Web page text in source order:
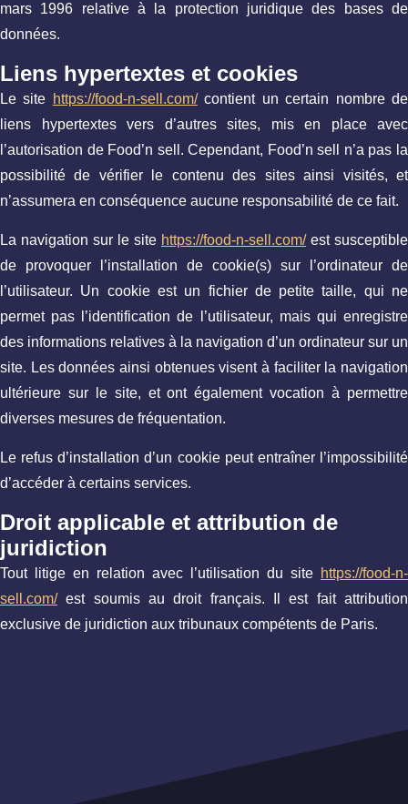
mars 1996 relative à la protection juridique des bases de
données.
Liens hypertextes et cookies
Le site https://food-n-sell.com/contient un certain nombre de
liens hypertextes vers d’autres sites, mis en place avec
l’autorisation de Food’n sell. Cependant, Food’n sell n’a pas la
possibilité de vérifier le contenu des sites ainsi visités, et
n’assumera en conséquence aucune responsabilité de ce fait.
La navigation sur le site https://food-n-sell.com/est susceptible
de provoquer l’installation de cookie(s) sur l’ordinateur de
l’utilisateur. Un cookie est un fichier de petite taille, qui ne
permet pas l’identification de l’utilisateur, mais qui enregistre
des informations relatives à la navigation d’un ordinateur sur un
site. Les données ainsi obtenues visent à faciliter la navigation
ultérieure sur le site, et ont également vocation à permettre
diverses mesures de fréquentation.
Le refus d’installation d’un cookie peut entraîner l’impossibilité
d’accéder à certains services.
Droit applicable et attribution de
juridiction
Tout litige en relation avec l’utilisation du site https://food-n-
sell.com/est soumis au droit français. Il est fait attribution
exclusive de juridiction aux tribunaux compétents de Paris.